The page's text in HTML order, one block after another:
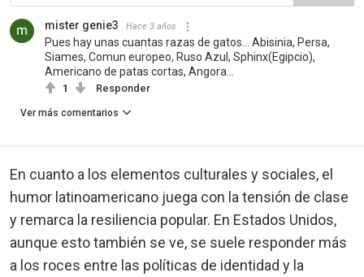
mister genie3 Hace 3 años
Pues hay unas cuantas razas de gatos... Abisinia, Persa,
Siames, Comun europeo, Ruso Azul, Sphinx(Egipcio),
Americano de patas cortas, Angora...
1 Responder
Ver más comentarios
En cuanto a los elementos culturales y sociales, el
humor latinoamericano juega con la tensión de clase
y remarca la resiliencia popular. En Estados Unidos,
aunque esto también se ve, se suele responder más
a los roces entre las políticas de identidad y la